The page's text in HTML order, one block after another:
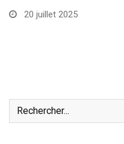
20 juillet 2025